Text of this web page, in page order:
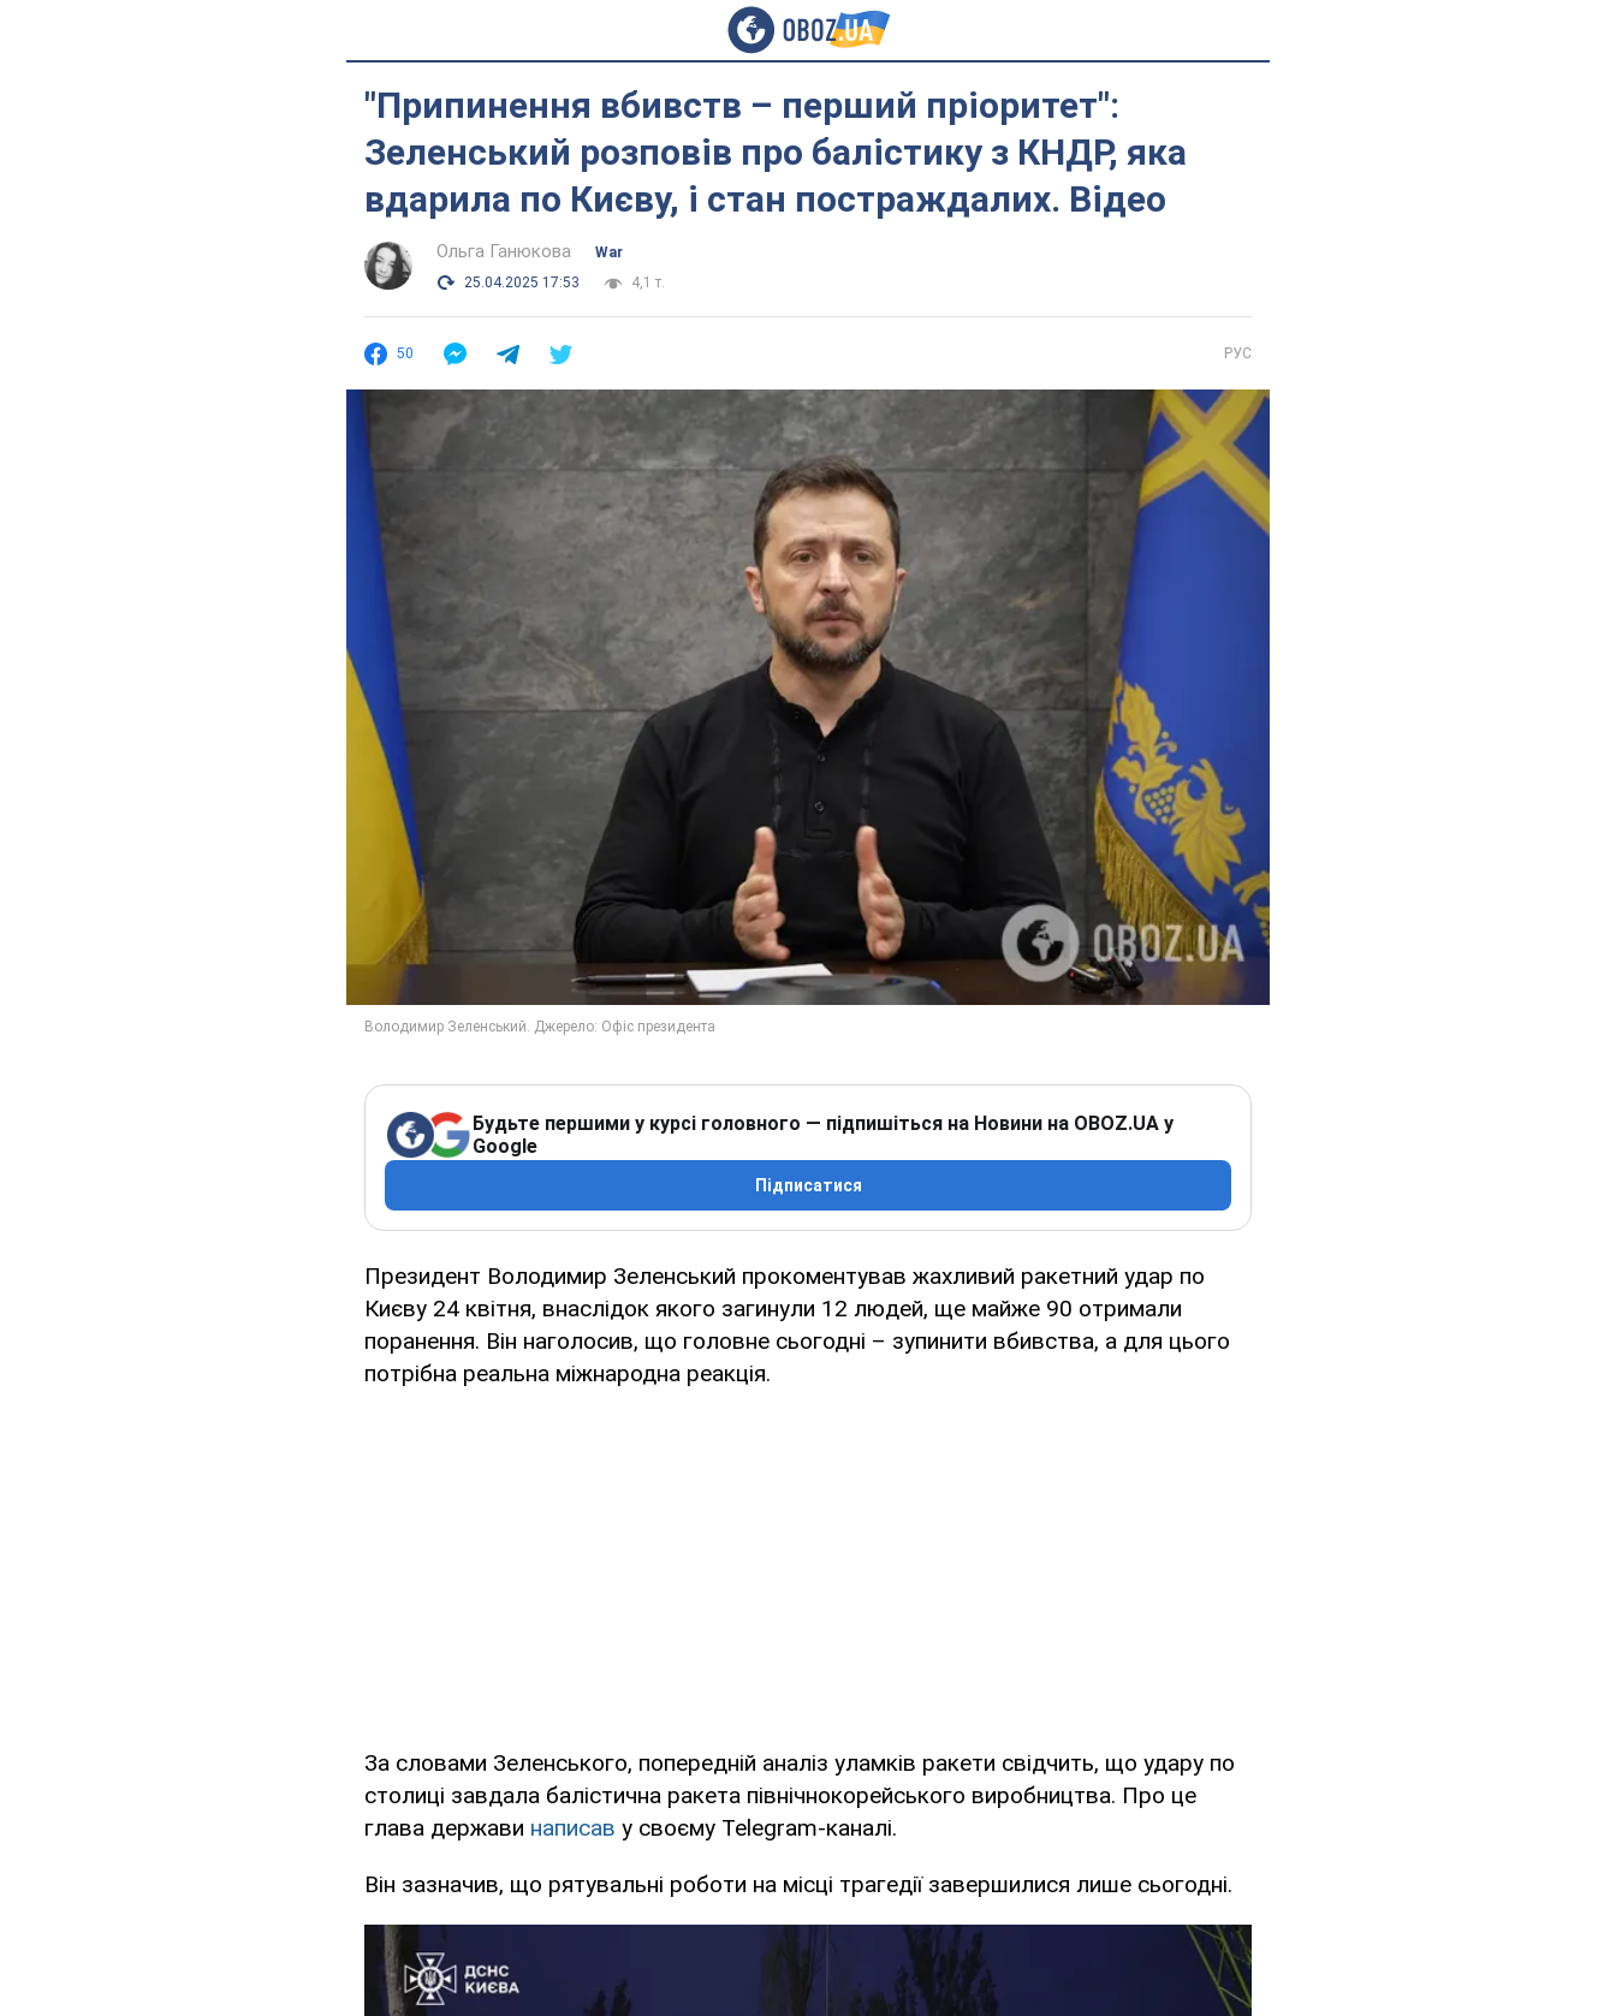
"Припинення вбивств – перший пріоритет":
Зеленський розповів про балістику з КНДР, яка
вдарила по Києву, і стан постраждалих. Відео
Ольга Ганюкова
War
25.04.2025 17:53
4,1 т.
50 РУС
Будьте першими у курсі головного — підпишіться на Новини на OBOZ.UA у
Google
Підписатися
Президент Володимир Зеленський прокоментував жахливий ракетний удар по
Києву 24 квітня, внаслідок якого загинули 12 людей, ще майже 90 отримали
поранення. Він наголосив, що головне сьогодні – зупинити вбивства, а для цього
потрібна реальна міжнародна реакція.
За словами Зеленського, попередній аналіз уламків ракети свідчить, що удару по
столиці завдала балістична ракета північнокорейського виробництва. Про це
глава держави написав у своєму Telegram-каналі.
Він зазначив, що рятувальні роботи на місці трагедії завершилися лише сьогодні.